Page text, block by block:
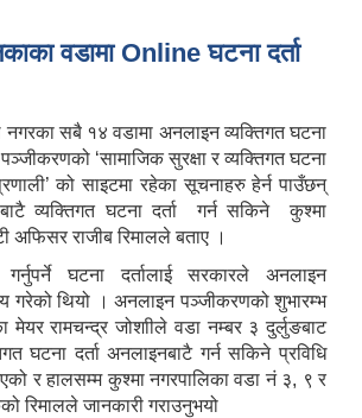
वडामा Online घटना दर्ता
नगरका सबै १४ वडामा अनलाइन व्यक्तिगत घटना
‘सामाजिक सुरक्षा र व्यक्तिगत घटना
को साइटमा रहेका सूचनाहरु हेर्न पाउँछन्
व्यक्तिगत घटना दर्ता गर्न सकिने कुश्मा
अफिसर राजीब रिमालले बताए ।
गर्नुपर्ने घटना दर्तालाई सरकारले अनलाइन
गरेको थियो । अनलाइन पञ्जीकरणको शुभारम्भ
मेयर रामचन्द्र जोशाीले वडा नम्बर ३ दुर्लुङबाट
घटना दर्ता अनलाइनबाटै गर्न सकिने प्रविधि
र हालसम्म कुश्मा नगरपालिका वडा नं ३, ९ र
रिमालले जानकारी गराउनुभयो